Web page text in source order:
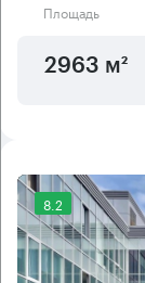
Площадь
2963 м²
8.2